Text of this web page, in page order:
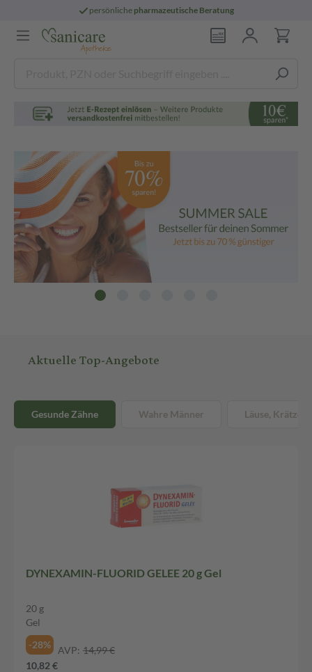
persönliche pharmazeutische Beratung
Aktuelle Top-Angebote
Gesunde Zähne Wahre Männer Läuse, Krätze
DYNEXAMIN-FLUORID GELEE 20 g Gel
20 g
Gel
-28%
AVP: 14,99 €
10,82 €